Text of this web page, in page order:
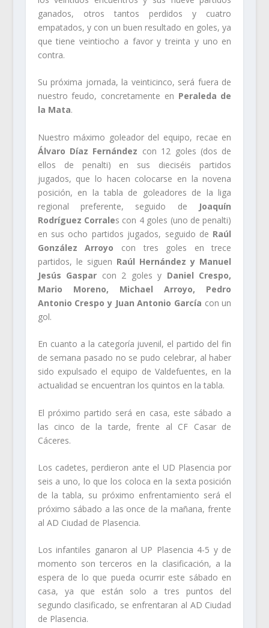
ganados, otros tantos perdidos y cuatro
empatados, y con un buen resultado en goles, ya
que tiene veintiocho a favor y treinta y uno en
contra.
Su próxima jornada, la veinticinco, será fuera de
nuestro feudo, concretamente en Peraleda de
la Mata.
Nuestro máximo goleador del equipo, recae en
Álvaro Díaz Fernández con 12 goles (dos de
ellos de penalti) en sus dieciséis partidos
jugados, que lo hacen colocarse en la novena
posición, en la tabla de goleadores de la liga
regional preferente, seguido de Joaquín
Rodríguez Corrales con 4 goles (uno de penalti)
en sus ocho partidos jugados, seguido de Raúl
González Arroyo con tres goles en trece
partidos, le siguen Raúl Hernández y Manuel
Jesús Gaspar con 2 goles y Daniel Crespo,
Mario Moreno, Michael Arroyo, Pedro
Antonio Crespo y Juan Antonio García con un
gol.
En cuanto a la categoría juvenil, el partido del fin
de semana pasado no se pudo celebrar, al haber
sido expulsado el equipo de Valdefuentes, en la
actualidad se encuentran los quintos en la tabla.
El próximo partido será en casa, este sábado a
las cinco de la tarde, frente al CF Casar de
Cáceres.
Los cadetes, perdieron ante el UD Plasencia por
seis a uno, lo que los coloca en la sexta posición
de la tabla, su próximo enfrentamiento será el
próximo sábado a las once de la mañana, frente
al AD Ciudad de Plasencia.
Los infantiles ganaron al UP Plasencia 4-5 y de
momento son terceros en la clasificación, a la
espera de lo que pueda ocurrir este sábado en
casa, ya que están solo a tres puntos del
segundo clasificado, se enfrentaran al AD Ciudad
de Plasencia.